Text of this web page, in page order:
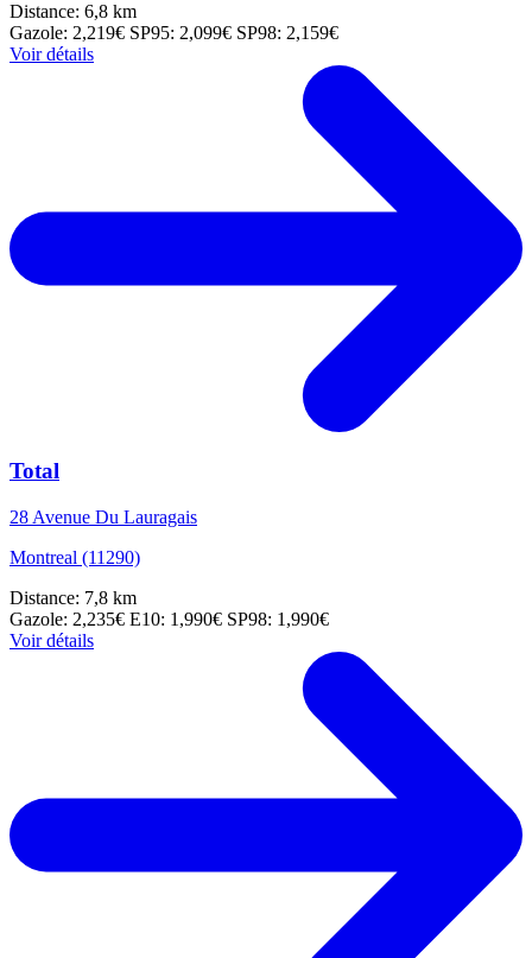
Distance: 6,8 km
Gazole: 2,219€ SP95: 2,099€ SP98: 2,159€
Voir détails
Total
28 Avenue Du Lauragais
Montreal (11290)
Distance: 7,8 km
Gazole: 2,235€ E10: 1,990€ SP98: 1,990€
Voir détails